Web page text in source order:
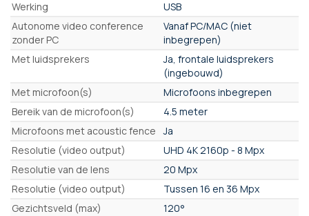
Werking
USB
Autonome video conference
zonder PC
Vanaf PC/MAC (niet
inbegrepen)
Met luidsprekers
Ja, frontale luidsprekers
(ingebouwd)
Met microfoon(s)
Microfoons inbegrepen
Bereik van de microfoon(s)
4.5 meter
Microfoons met acoustic fence
Ja
Resolutie (video output)
UHD 4K 2160p - 8 Mpx
Resolutie van de lens
20 Mpx
Resolutie (video output)
Tussen 16 en 36 Mpx
Gezichtsveld (max)
120°